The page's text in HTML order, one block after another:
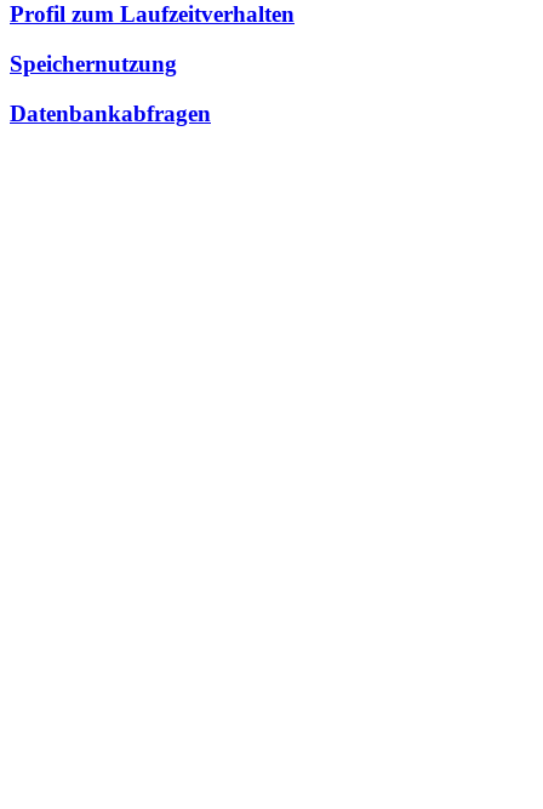
Profil zum Laufzeitverhalten
Speichernutzung
Datenbankabfragen